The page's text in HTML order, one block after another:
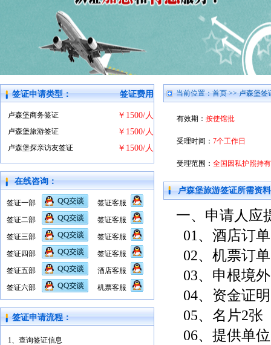
签证申请类型： 签证费用
卢森堡商务签证 ￥1500/人
卢森堡旅游签证 ￥1500/人
卢森堡探亲访友签证 ￥1500/人
在线咨询：
签证一部
签证二部
签证三部
签证四部
签证五部
签证六部
签证客服
签证客服
签证客服
签证客服
酒店客服
机票客服
签证申请流程：
1、查询签证信息
当前位置：首页>>卢森堡签
有效期： 按使馆批
受理时间： 7个工作日
受理范围： 全国因私护照持
卢森堡旅游签证所需资
一、申请人应
01、酒店订
02、机票订
03、申根境
04、资金证
05、名片2张
06、提供单